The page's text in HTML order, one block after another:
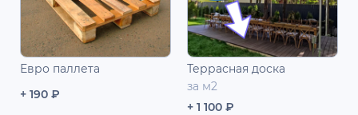
Евро паллета
+ 190 ₽
Террасная доска
за м2
+ 1 100 ₽